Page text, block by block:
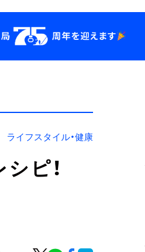
社情報
ライフスタイル・健康
ピ！